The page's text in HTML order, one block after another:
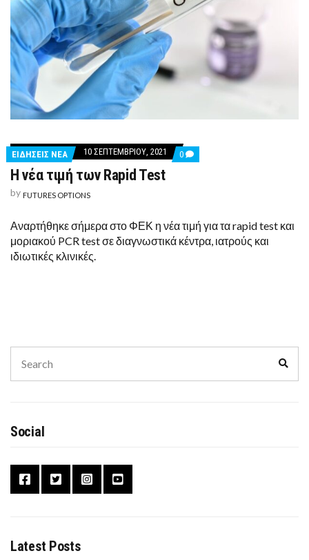
ΕΙΔΗΣΕΙΣ ΝΕΑ 10 ΣΕΠΤΕΜΒΡΊΟΥ, 2021 0 COMMENTS
ON
TEST
Η νέα τιμή των Rapid Test
by FUTURES OPTIONS
Αναρτήθηκε σήμερα στο ΦΕΚ η νέα τιμή για τα rapid test και
μοριακού PCR test σε διαγνωστικά κέντρα, ιατρούς και
ιδιωτικές κλινικές.
for:
Social
Latest Posts